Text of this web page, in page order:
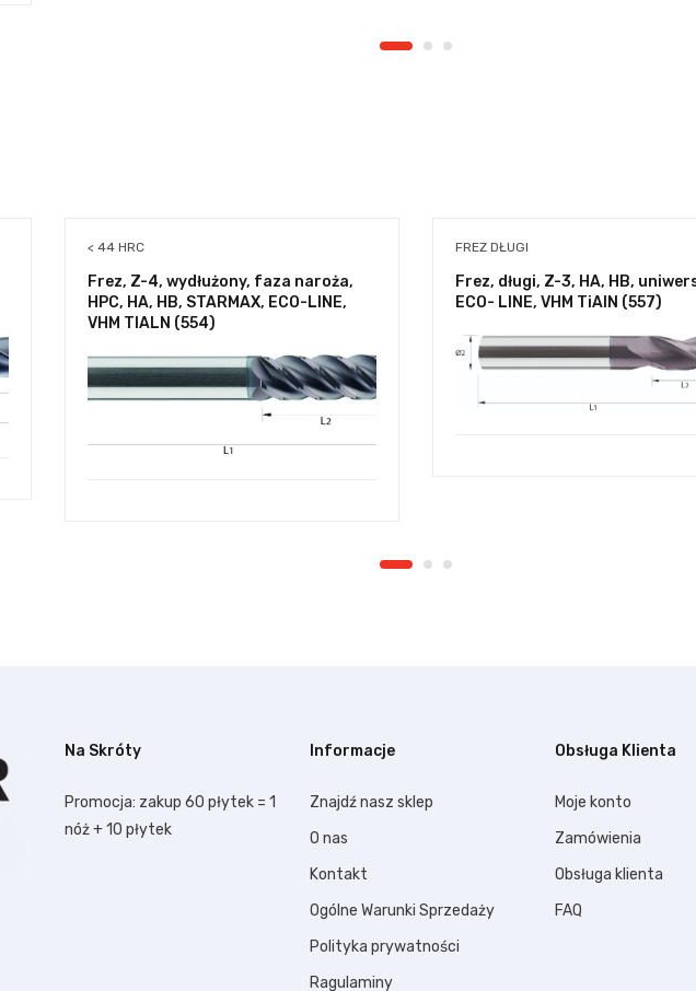
< 44 HRC
Frez, Z-4, wydłużony, faza naroża,
HPC, HA, HB, STARMAX, ECO-LINE,
VHM TIALN (554)
FREZ DŁUGI
Frez, długi, Z-3, HA, HB,
ECO- LINE, VHM TiAlN (557)
Na Skróty
Promocja: zakup 60 płytek = 1
nóż + 10 płytek
Informacje
Znajdź nasz sklep
O nas
Kontakt
Ogólne Warunki Sprzedaży
Polityka prywatności
Ragulaminy
Obsługa Klienta
Moje konto
Zamówienia
Obsługa klienta
FAQ